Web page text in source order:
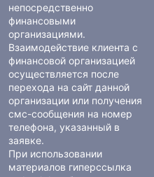
непосредственно
финансовыми
организациями.
Взаимодействие клиента с
финансовой организацией
осуществляется после
перехода на сайт данной
организации или получения
смс-сообщения на номер
телефона, указанный в
заявке.
При использовании
материалов гиперссылка